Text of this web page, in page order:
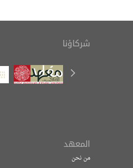
شركاؤنا
المعهد
من نحن